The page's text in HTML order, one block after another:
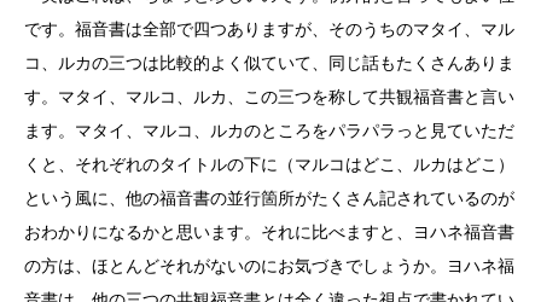
です。福音書は全部で四つありますが、そのうちのマタイ、マル
コ、ルカの三つは比較的よく似ていて、同じ話もたくさんありま
す。マタイ、マルコ、ルカ、この三つを称して共観福音書と言い
ます。マタイ、マルコ、ルカのところをパラパラっと見ていただ
くと、それぞれのタイトルの下に（マルコはどこ、ルカはどこ）
という風に、他の福音書の並行箇所がたくさん記されているのが
おわかりになるかと思います。それに比べますと、ヨハネ福音書
の方は、ほとんどそれがないのにお気づきでしょうか。ヨハネ福